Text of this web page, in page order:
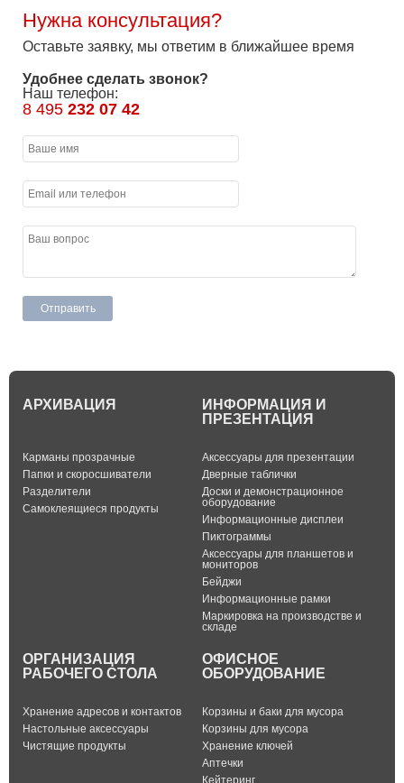
Нужна консультация?
Оставьте заявку, мы ответим в ближайшее время
Удобнее сделать звонок?
Наш телефон:
8 495 232 07 42
АРХИВАЦИЯ
Карманы прозрачные
Папки и скоросшиватели
Разделители
Самоклеящиеся продукты
ИНФОРМАЦИЯ И
ПРЕЗЕНТАЦИЯ
Аксессуары для презентации
Дверные таблички
Доски и демонстрационное
оборудование
Информационные дисплеи
Пиктограммы
Аксессуары для планшетов и
мониторов
Бейджи
Информационные рамки
Маркировка на производстве и
складе
ОРГАНИЗАЦИЯ
РАБОЧЕГО СТОЛА
Хранение адресов и контактов
Настольные аксессуары
Чистящие продукты
ОФИСНОЕ
ОБОРУДОВАНИЕ
Корзины и баки для мусора
Корзины для мусора
Хранение ключей
Аптечки
Кейтеринг